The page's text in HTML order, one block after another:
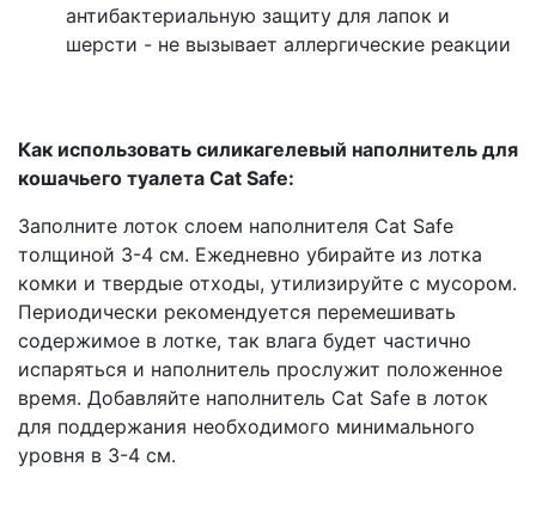
антибактериальную защиту для лапок и
шерсти - не вызывает аллергические реакции
Как использовать силикагелевый наполнитель для
кошачьего туалета Cat Safe:
Заполните лоток слоем наполнителя Cat Safe
толщиной 3-4 см. Ежедневно убирайте из лотка
комки и твердые отходы, утилизируйте с мусором.
Периодически рекомендуется перемешивать
содержимое в лотке, так влага будет частично
испаряться и наполнитель прослужит положенное
время. Добавляйте наполнитель Cat Safe в лоток
для поддержания необходимого минимального
уровня в 3-4 см.